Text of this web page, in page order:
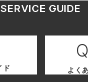
SERVICE GUIDE
ド よく